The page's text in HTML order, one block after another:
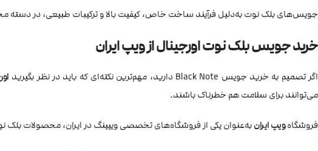
جویس‌های بلک نوت به‌دلیل فرآیند ساخت خاص، کیفیت بالا و ترکیبات طبیعی، در دسته
خرید جویس بلک نوت اورجینال از ویپ ایران
اگر تصمیم به خرید جویس Black Note دارید، مهم‌ترین نکته‌ای که باید در نظر بگیرید
می‌توانند برای سلامت هم خطرناک باشند.
فروشگاهویپ ایرانبه‌عنوان یکی از فروشگاه‌های تخصصی ویپینگ در ایران، محصولات